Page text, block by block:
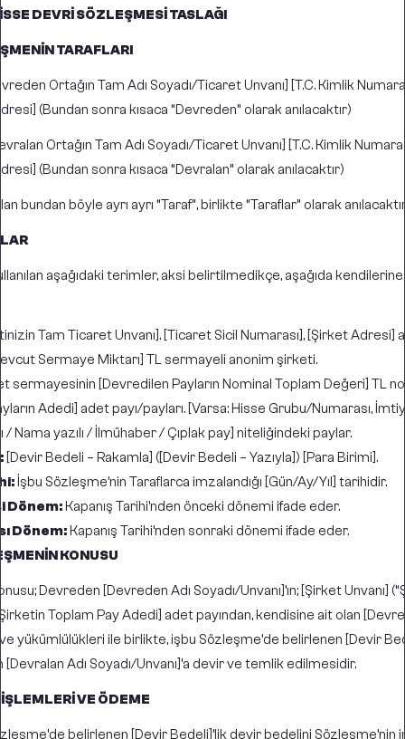
DEVRİ SÖZLEŞMESİ TASLAĞI
TARAFLARI
Ortağın Tam Adı Soyadı/Ticaret Unvanı] [T.C. Kimlik
(Bundan sonra kısaca “Devreden” olarak anılacaktır)
Ortağın Tam Adı Soyadı/Ticaret Unvanı] [T.C. Kimlik
(Bundan sonra kısaca “Devralan” olarak anılacaktır)
bundan böyle ayrı ayrı “Taraf”, birlikte “Taraflar” olarak
aşağıdaki terimler, aksi belirtilmedikçe, aşağıda
Tam Ticaret Unvanı]. [Ticaret Sicil Numarası], [Şirket Adresi]
Sermaye Miktarı] TL sermayeli anonim şirketi.
sermayesinin [Devredilen Payların Nominal Toplam Değeri] TL
Adedi] adet payı/payları. [Varsa: Hisse Grubu/Numarası,
/ Nama yazılı / İlmühaber / Çıplak pay] niteliğindeki paylar.
[Devir Bedeli – Rakamla] ([Devir Bedeli – Yazıyla]) [Para Birimi].
İşbu Sözleşme’nin Taraflarca imzalandığı [Gün/Ay/Yıl] tarihidir.
Dönem:Kapanış Tarihi’nden önceki dönemi ifade eder.
Dönem:Kapanış Tarihi’nden sonraki dönemi ifade eder.
KONUSU
Devreden [Devreden Adı Soyadı/Unvanı]’ın; [Şirket Unvanı]
Toplam Pay Adedi] adet payından, kendisine ait olan
ve yükümlülükleri ile birlikte, işbu Sözleşme’de belirlenen [Devir
[Devralan Adı Soyadı/Unvanı]’a devir ve temlik edilmesidir.
VE ÖDEME
belirlenen [Devir Bedeli]’lik devir bedelini